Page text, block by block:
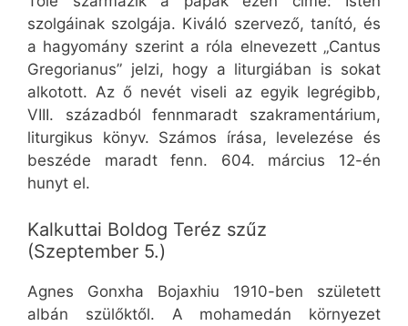
szolgáinak szolgája. Kiváló szervező, tanító, és
a hagyomány szerint a róla elnevezett „Cantus
Gregorianus” jelzi, hogy a liturgiában is sokat
alkotott. Az ő nevét viseli az egyik legrégibb,
VIII. századból fennmaradt szakramentárium,
liturgikus könyv. Számos írása, levelezése és
beszéde maradt fenn. 604. március 12-én
hunyt el.
Kalkuttai Boldog Teréz szűz
(Szeptember 5.)
Agnes Gonxha Bojaxhiu 1910-ben született
albán szülőktől. A mohamedán környezet